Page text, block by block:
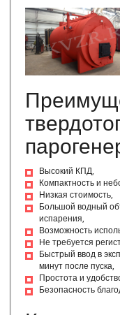
Российские
Российские
Парогенератор
Производство
Парогенератор
Дровяной
Парогенератор
Парогенератор
Парогенератор
Парогенератор
Парогенератор
Промышленный
Отечественные
Монтаж и пуско-
Наладка
Наладочные
Пуско-наладка
Высокий КПД,
Компактность и
Низкая стоимость,
Большой водный
испарения,
Возможность
Не требуется
Быстрый ввод в
минут после пуска,
Простота и
Безопасность